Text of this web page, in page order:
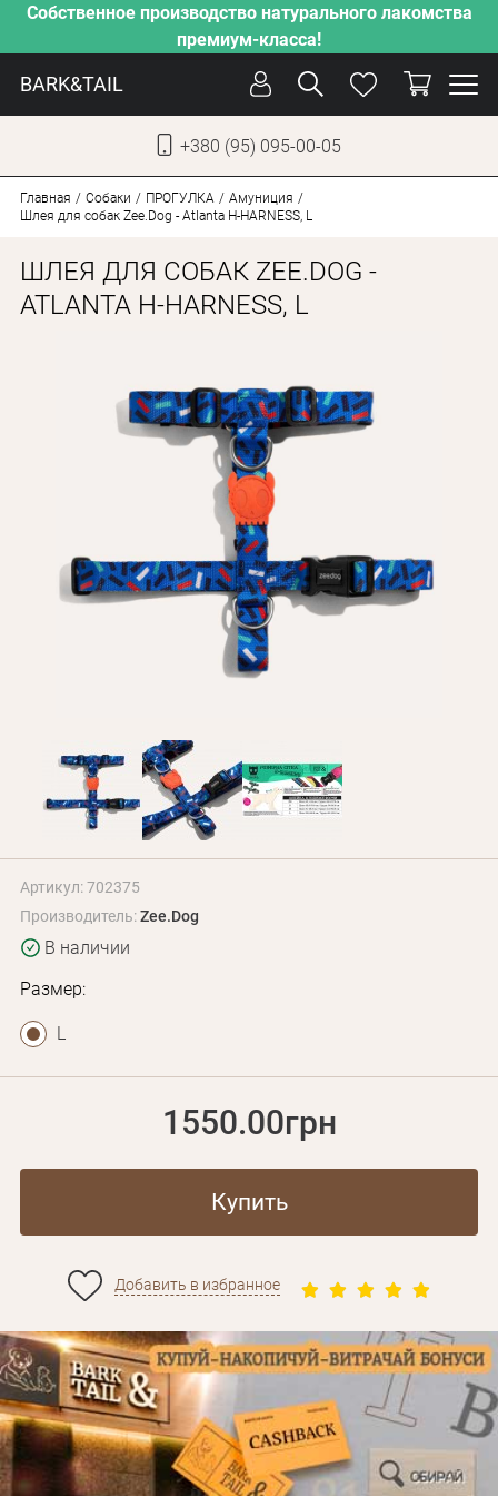
Собственное производство натурального лакомства
премиум-класса!
BARK&TAIL
+380 (95) 095-00-05
УХОД
ЗАБОТА
НОВИНКИ
АКЦИИ
ДЛЯ КОТОВ
Оплата и доставка
Программа лояльности
О Нас
Оптовым клиентам
+380 (95) 095-00-05
Главная Собаки ПРОГУЛКА
Амуниция
Шлея для собак Zee.Dog - Atlanta H-HARNESS, L
ШЛЕЯ ДЛЯ СОБАК ZEE.DOG -
ATLANTA H-HARNESS, L
Артикул: 702375
Производитель:Zee.Dog
В наличии
Размер:
L
1550.00грн
Купить
Добавить в избранное